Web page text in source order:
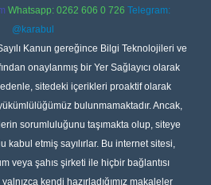
Whatsapp: 0262 606 0 726 Telegram:
@karabul
Kanun gereğince Bilgi Teknolojileri ve
onaylanmış bir Yer Sağlayıcı olarak
sitedeki içerikleri proaktif olarak
bulunmamaktadır. Ancak,
sorumluluğunu taşımakta olup, siteye
kabul etmiş sayılırlar. Bu internet sitesi,
veya şahıs şirketi ile hiçbir bağlantısı
kendi hazırladığımız makaleler